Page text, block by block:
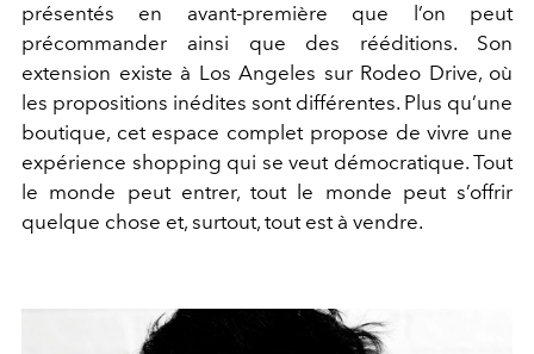
présentés en avant-première que l’on peut
précommander ainsi que des rééditions. Son
extension existe à Los Angeles sur Rodeo Drive, où
les propositions inédites sont différentes. Plus qu’une
boutique, cet espace complet propose de vivre une
expérience shopping qui se veut démocratique. Tout
le monde peut entrer, tout le monde peut s’offrir
quelque chose et, surtout, tout est à vendre.